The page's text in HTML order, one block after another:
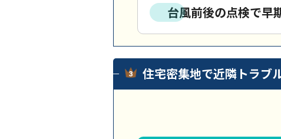
台風前後の点検で早
住宅密集地で近隣トラブ